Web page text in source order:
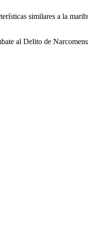
similares a la
al Delito de